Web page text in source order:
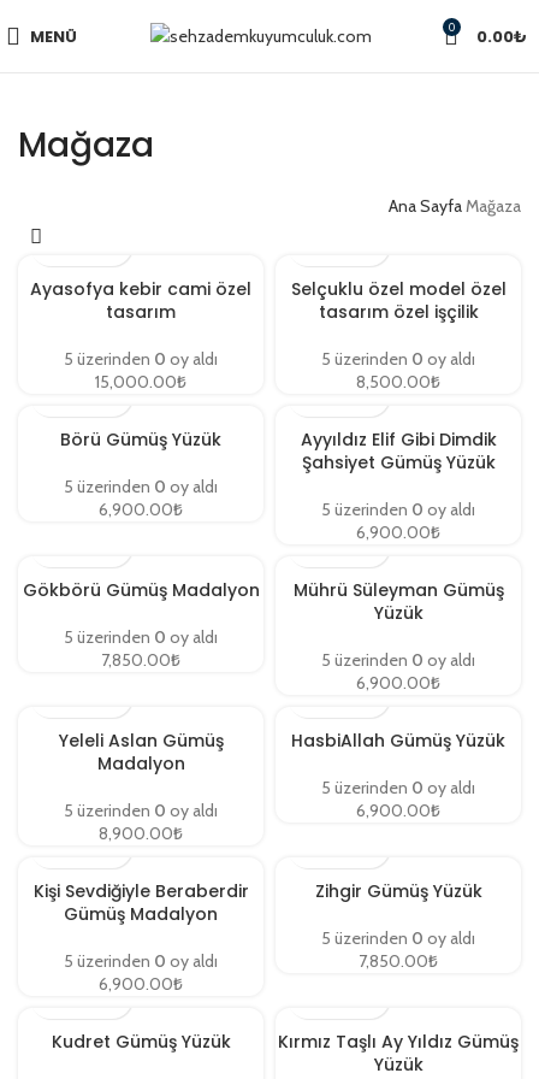
MENÜ 0 0.00₺
Mağaza
Ana SayfaMağaza
Ayasofya kebir cami özel
tasarım
5 üzerinden 0 oy aldı
15,000.00₺
Selçuklu özel model özel
tasarım özel işçilik
5 üzerinden 0 oy aldı
8,500.00₺
Börü Gümüş Yüzük
5 üzerinden 0 oy aldı
6,900.00₺
Ayyıldız Elif Gibi Dimdik
Şahsiyet Gümüş Yüzük
5 üzerinden 0 oy aldı
6,900.00₺
Gökbörü Gümüş Madalyon
5 üzerinden 0 oy aldı
7,850.00₺
Mührü Süleyman Gümüş
Yüzük
5 üzerinden 0 oy aldı
6,900.00₺
Yeleli Aslan Gümüş
Madalyon
5 üzerinden 0 oy aldı
8,900.00₺
HasbiAllah Gümüş Yüzük
5 üzerinden 0 oy aldı
6,900.00₺
Kişi Sevdiğiyle Beraberdir
Gümüş Madalyon
5 üzerinden 0 oy aldı
6,900.00₺
Zihgir Gümüş Yüzük
5 üzerinden 0 oy aldı
7,850.00₺
Kudret Gümüş Yüzük
Kırmız Taşlı Ay Yıldız Gümüş
Yüzük